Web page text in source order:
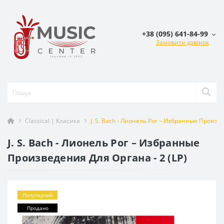
+38 (095) 641-84-99
Замовити дзвінок
Classical | Класика J. S. Bach - Лионель Рог – Избранные
J. S. Bach - Лионель Рог – Избранные
Произведения Для Органа - 2 (LP)
Популярний
Продано